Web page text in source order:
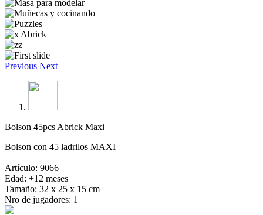
Previous Next
Bolson 45pcs Abrick Maxi
Bolson con 45 ladrilos MAXI
Artículo: 9066
Edad: +12 meses
Tamaño: 32 x 25 x 15 cm
Nro de jugadores: 1